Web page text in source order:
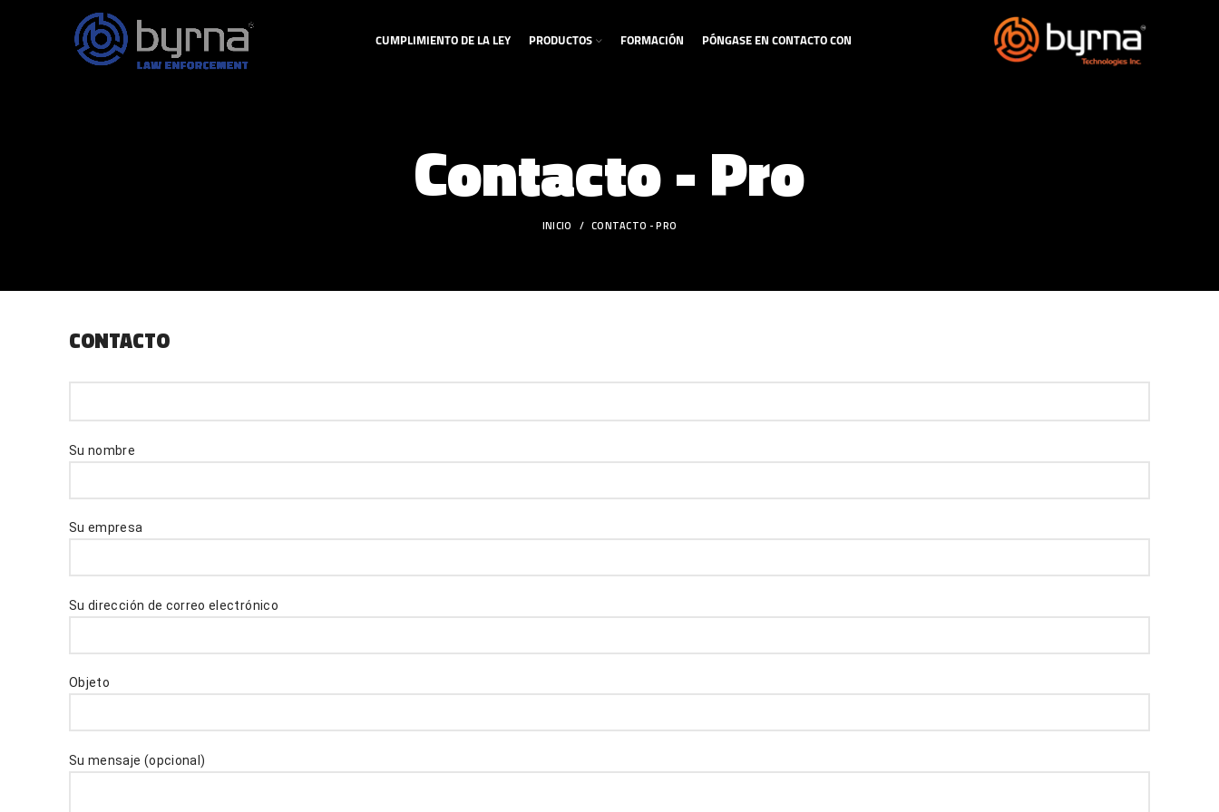
CUMPLIMIENTO DE LA LEY PRODUCTOS FORMACIÓN PÓNGASE EN CONTACTO CON
Contacto - Pro
INICIO CONTACTO - PRO
CONTACTO
Su nombre
Su empresa
Su dirección de correo electrónico
Objeto
Su mensaje (opcional)